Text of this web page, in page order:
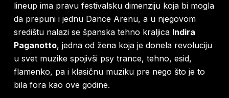
lineup ima pravu festivalsku dimenziju koja bi mogla
da prepuni i jednu Dance Arenu, a u njegovom
središtu nalazi se španska tehno kraljica Indira
Paganotto, jedna od žena koja je donela revoluciju
u svet muzike spojivši psy trance, tehno, esid,
flamenko, pa i klasičnu muziku pre nego što je to
bila fora kao ove godine.